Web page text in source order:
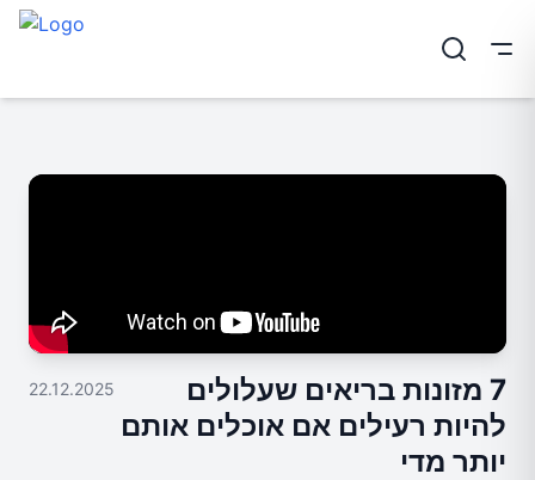
7 מזונות בריאים שעלולים
להיות רעילים אם אוכלים אותם
יותר מדי
22.12.2025